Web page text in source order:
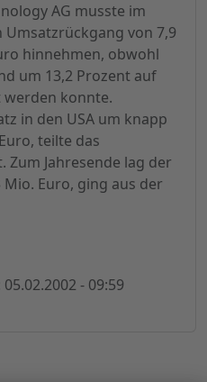
AG musste im
Umsatzrückgang von 7,9
hinnehmen, obwohl
um 13,2 Prozent auf
werden konnte.
in den USA um knapp
teilte das
Jahresende lag der
Euro, ging aus der
- 09:59